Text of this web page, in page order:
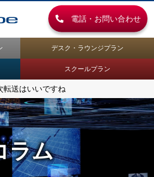
電話・お問い合わせ
デスク・ラウンジプラン
スクールプラン
転送はいいですね
ラム